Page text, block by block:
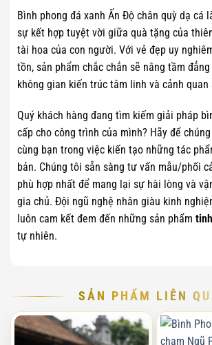
Bình phong đá xanh Ấn Độ chân quỳ dạ cá
sự kết hợp tuyệt vời giữa quà tặng của
tài hoa của con người. Với vẻ đẹp uy
tồn, sản phẩm chắc chắn sẽ nâng tầm
không gian kiến trúc tâm linh và cảnh quan
Quý khách hàng đang tìm kiếm giải pháp
cấp cho công trình của mình? Hãy để
cùng bạn trong việc kiến tạo những tác
bản. Chúng tôi sẵn sàng tư vấn mẫu/phối
phù hợp nhất để mang lại sự hài lòng và
gia chủ. Đội ngũ nghệ nhân giàu kinh
luôn cam kết đem đến những sản phẩm
tự nhiên.
SẢN PHẨM LIÊN